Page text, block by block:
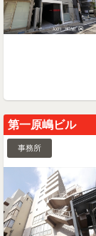
第一原嶋ビル
事務所